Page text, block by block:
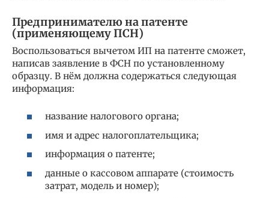
Предпринимателю на патенте
(применяющему ПСН)
Воспользоваться вычетом ИП на патенте сможет,
написав заявление в ФСН по установленному
образцу. В нём должна содержаться следующая
информация:
название налогового органа;
имя и адрес налогоплательщика;
информация о патенте;
данные о кассовом аппарате (стоимость
затрат, модель и номер);